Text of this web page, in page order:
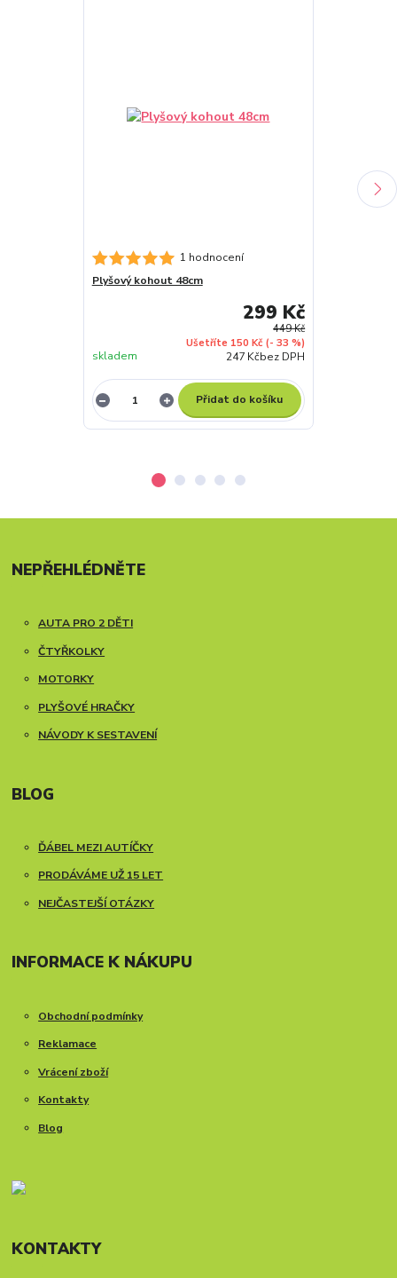
1 hodnocení
Plyšový kohout 48cm
449 Kč
Ušetříte 150 Kč (- 33 %)
299 Kč
247 Kčbez DPH
skladem
Přidat do košíku
NEPŘEHLÉDNĚTE
AUTA PRO 2 DĚTI
ČTYŘKOLKY
MOTORKY
PLYŠOVÉ HRAČKY
NÁVODY K SESTAVENÍ
BLOG
ĎÁBEL MEZI AUTÍČKY
PRODÁVÁME UŽ 15 LET
NEJČASTEJŠÍ OTÁZKY
INFORMACE K NÁKUPU
Obchodní podmínky
Reklamace
Vrácení zboží
Kontakty
Blog
KONTAKTY